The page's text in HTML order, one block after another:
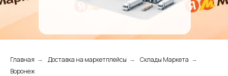
Главная → Доставка на маркетплейсы → Склады Маркета →
Воронеж